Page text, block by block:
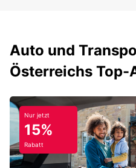
Auto und
Österreichs
Nur jetzt
15%
Rabatt